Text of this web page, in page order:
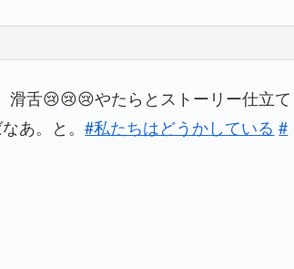
舌😢😢😢やたらとストーリー仕立て
あ。と。#私たちはどうかしている #